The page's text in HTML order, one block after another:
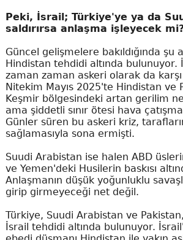
Peki, İsrail; Türkiye'ye ya da
saldırırsa anlaşma işleyecek
Güncel gelişmelere bakıldığında şu
Hindistan tehdidi altında bulunuyor.
zaman zaman askeri olarak da
Nitekim Mayıs 2025'te Hindistan ve
Keşmir bölgesindeki artan gerilim
ama şiddetli sınır ötesi hava
Günler süren bu askeri kriz,
sağlamasıyla sona ermişti.
Suudi Arabistan ise halen ABD
ve Yemen'deki Husilerin baskısı
Anlaşmanın düşük yoğunluklu
girip girmeyeceği net değil.
Türkiye, Suudi Arabistan ve
İsrail tehdidi altında bulunuyor.